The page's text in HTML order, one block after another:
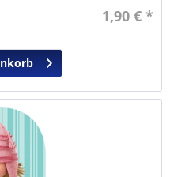
1,90 € *